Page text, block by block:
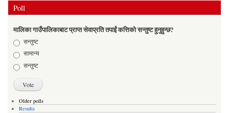
Poll
मालिका गाउँपालिकाबाट प्राप्त सेवाप्रति तपाईं कत्तिको सन्तुष्ट हुनुहुन्छ?
Choices
सन्तुष्ट
सामान्य
सन्तुष्ट
Older polls
Results